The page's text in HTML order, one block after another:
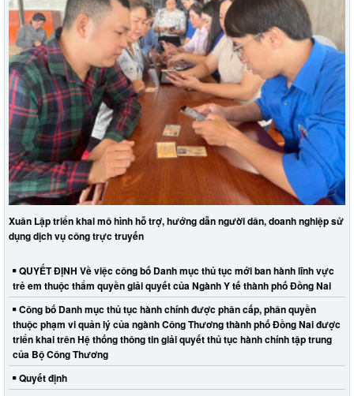
Xuân Lập triển khai mô hình hỗ trợ, hướng dẫn người dân, doanh nghiệp sử
dụng dịch vụ công trực truyến
QUYẾT ĐỊNH Về việc công bố Danh mục thủ tục mới ban hành lĩnh vực
trẻ em thuộc thẩm quyền giải quyết của Ngành Y tế thành phố Đồng Nai
Công bố Danh mục thủ tục hành chính được phân cấp, phân quyền
thuộc phạm vi quản lý của ngành Công Thương thành phố Đồng Nai được
triển khai trên Hệ thống thông tin giải quyết thủ tục hành chính tập trung
của Bộ Công Thương
Quyết định